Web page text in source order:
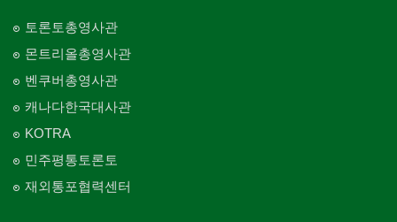
토론토총영사관
몬트리올총영사관
벤쿠버총영사관
캐나다한국대사관
KOTRA
민주평통토론토
재외통포협력센터